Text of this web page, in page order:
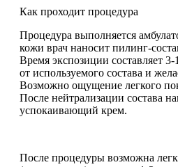
Как проходит процедура
Процедура выполняется
кожи врач наносит пилинг-
Время экспозиции составляет
от используемого состава и
Возможно ощущение легкого
После нейтрализации состава
успокаивающий крем.
После процедуры возможна